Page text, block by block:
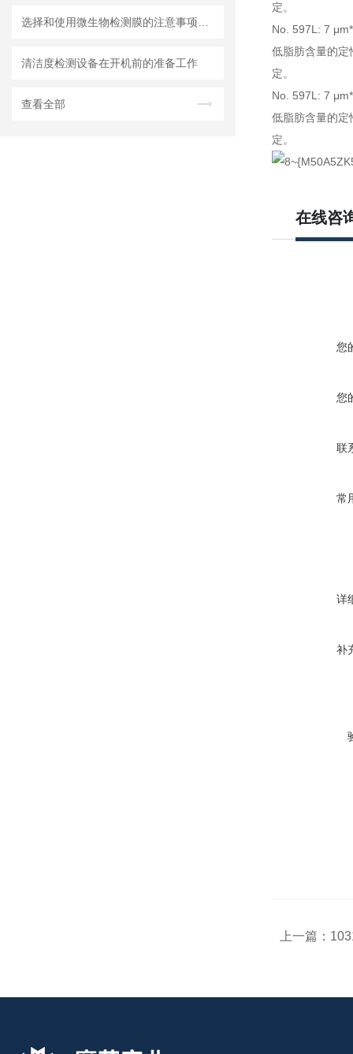
清洁度检测设备在开机前的准备工作
查看全部
定。
No. 597L: 7 μm*
低脂肪含量的定
定。
No. 597L: 7 μm*
低脂肪含量的定
定。
在线咨
您
您
联
常
详
补
上一篇：